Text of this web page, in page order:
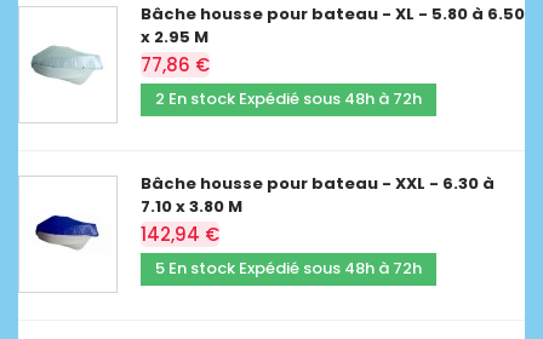
Bâche housse pour bateau - XL - 5.80 à 6.50
x 2.95 M
77,86 €
2 En stock Expédié sous 48h à 72h
Bâche housse pour bateau - XXL - 6.30 à
7.10 x 3.80 M
142,94 €
5 En stock Expédié sous 48h à 72h